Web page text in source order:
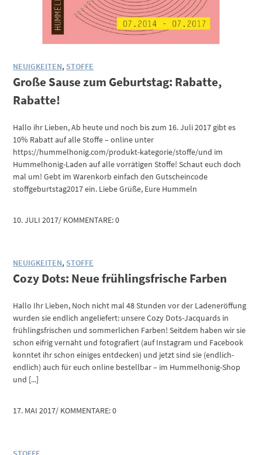
NEUIGKEITEN, STOFFE
Große Sause zum Geburtstag: Rabatte,
Rabatte!
Hallo ihr Lieben, Ab heute und noch bis zum 16. Juli 2017 gibt es
10% Rabatt auf alle Stoffe – online unter
https://hummelhonig.com/produkt-kategorie/stoffe/und im
Hummelhonig-Laden auf alle vorrätigen Stoffe! Schaut euch doch
mal um! Gebt im Warenkorb einfach den Gutscheincode
stoffgeburtstag2017 ein. Liebe Grüße, Eure Hummeln
10. JULI 2017/ KOMMENTARE: 0
NEUIGKEITEN, STOFFE
Cozy Dots: Neue frühlingsfrische Farben
Hallo Ihr Lieben, Noch nicht mal 48 Stunden vor der Ladeneröffung
wurden sie endlich angeliefert: unsere Cozy Dots-Jacquards in
frühlingsfrischen und sommerlichen Farben! Seitdem haben wir sie
schon eifrig vernäht und fotografiert (auf Instagram und Facebook
konntet ihr schon einiges entdecken) und jetzt sind sie (endlich-
endlich) auch für euch online bestellbar – im Hummelhonig-Shop
und [...]
17. MAI 2017/ KOMMENTARE: 0